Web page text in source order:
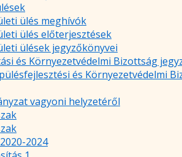
ülés meghívók
ülés előterjesztések
ülések jegyzőkönyvei
és Környezetvédelmi Bizottság
és Környezetvédelmi
vagyoni helyzetéről
2024